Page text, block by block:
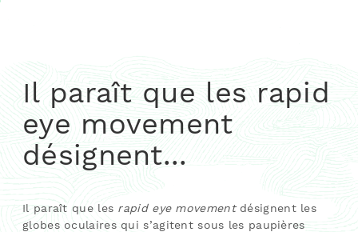
Il paraît que les rapid
eye movement
désignent...
Il paraît que les rapid eye movementdésignent les
globes oculaires qui s’agitent sous les paupières